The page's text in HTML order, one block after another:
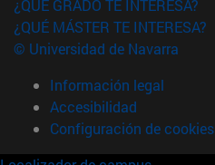
¿QUÉ GRADO TE INTERESA?
¿QUÉ MÁSTER TE INTERESA?
© Universidad de Navarra
Información legal
Accesibilidad
Configuración de cookies